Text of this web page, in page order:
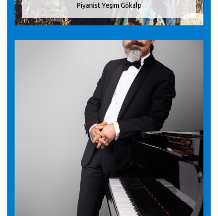
Piyanist Yeşim Gökalp